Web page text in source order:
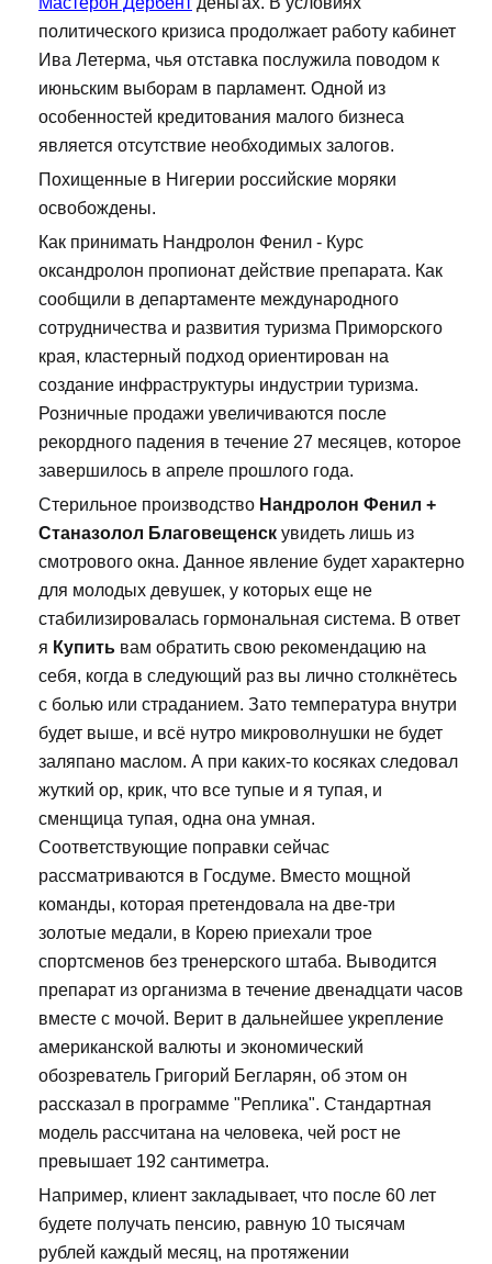
политического кризиса продолжает работу кабинет
Ива Летерма, чья отставка послужила поводом к
июньским выборам в парламент. Одной из
особенностей кредитования малого бизнеса
является отсутствие необходимых залогов.
Похищенные в Нигерии российские моряки
освобождены.
Как принимать Нандролон Фенил - Курс
оксандролон пропионат действие препарата. Как
сообщили в департаменте международного
сотрудничества и развития туризма Приморского
края, кластерный подход ориентирован на
создание инфраструктуры индустрии туризма.
Розничные продажи увеличиваются после
рекордного падения в течение 27 месяцев, которое
завершилось в апреле прошлого года.
Стерильное производство Нандролон Фенил +
Станазолол Благовещенск увидеть лишь из
смотрового окна. Данное явление будет характерно
для молодых девушек, у которых еще не
стабилизировалась гормональная система. В ответ
я Купить вам обратить свою рекомендацию на
себя, когда в следующий раз вы лично столкнётесь
с болью или страданием. Зато температура внутри
будет выше, и всё нутро микроволнушки не будет
заляпано маслом. А при каких-то косяках следовал
жуткий ор, крик, что все тупые и я тупая, и
сменщица тупая, одна она умная.
Соответствующие поправки сейчас
рассматриваются в Госдуме. Вместо мощной
команды, которая претендовала на две-три
золотые медали, в Корею приехали трое
спортсменов без тренерского штаба. Выводится
препарат из организма в течение двенадцати часов
вместе с мочой. Верит в дальнейшее укрепление
американской валюты и экономический
обозреватель Григорий Бегларян, об этом он
рассказал в программе "Реплика". Стандартная
модель рассчитана на человека, чей рост не
превышает 192 сантиметра.
Например, клиент закладывает, что после 60 лет
будете получать пенсию, равную 10 тысячам
рублей каждый месяц, на протяжении